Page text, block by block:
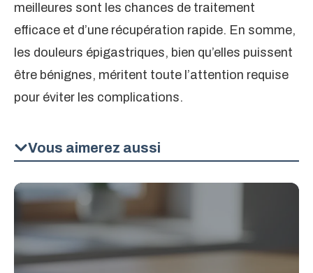
meilleures sont les chances de traitement
efficace et d’une récupération rapide. En somme,
les douleurs épigastriques, bien qu’elles puissent
être bénignes, méritent toute l’attention requise
pour éviter les complications.
Vous aimerez aussi